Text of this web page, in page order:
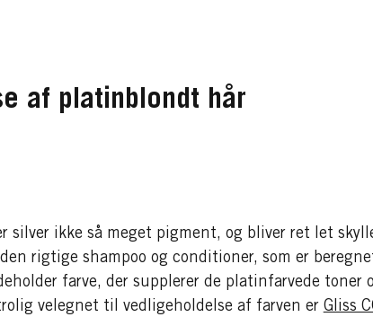
af platinblondt hår
silver ikke så meget pigment, og bliver ret let
rigtige shampoo og conditioner, som er
farve, der supplerer de platinfarvede toner
velegnet til vedligeholdelse af farven er Gliss